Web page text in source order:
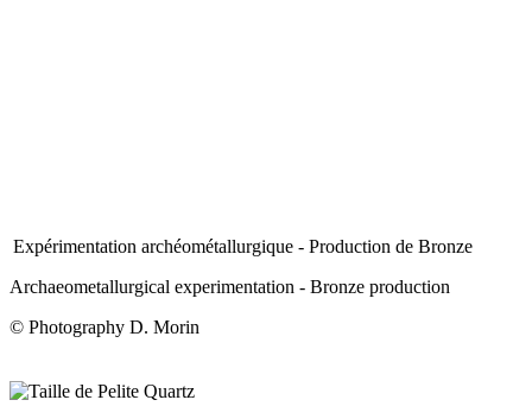
Expérimentation archéométallurgique - Production de Bronze
Archaeometallurgical experimentation - Bronze production
© Photography D. Morin